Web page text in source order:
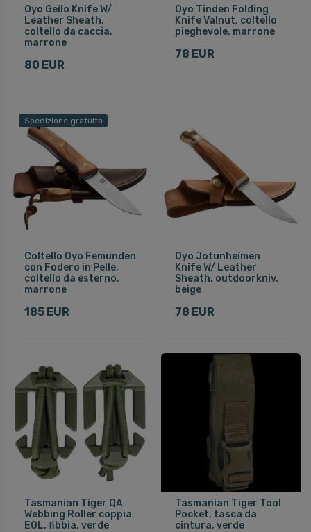
Oyo Geilo Knife W/
Leather Sheath,
coltello da caccia,
marrone
80 EUR
Oyo Tinden Folding
Knife Valnut, coltello
pieghevole, marrone
78 EUR
Spedizione gratuita
Coltello Oyo Femunden
con Fodero in Pelle,
coltello da esterno,
marrone
185 EUR
Oyo Jotunheimen
Knife W/ Leather
Sheath, outdoorkniv,
beige
78 EUR
Tasmanian Tiger QA
Webbing Roller coppia
EOL, fibbia, verde
Tasmanian Tiger Tool
Pocket, tasca da
cintura, verde